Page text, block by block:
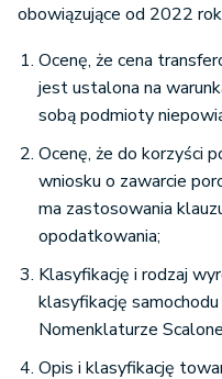
obowiązujące od 2022
Ocenę, że cena
jest ustalona na
sobą podmioty
Ocenę, że do korzyści
wniosku o zawarcie
ma zastosowania
opodatkowania;
Klasyfikację i rodzaj
klasyfikację
Nomenklaturze
Opis i klasyfikację